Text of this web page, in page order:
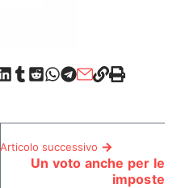
Articolo successivo
Un voto anche per le
imposte